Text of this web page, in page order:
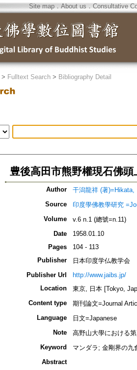
Site map．About us ． Consultative
> Fulltext Search > Bibliography Detail
豊後高田市熊野權現石佛
Author
干潟龍祥 (著)=Hikata,
Source
印度學佛教學研究
Volume
v.6 n.1 (總號=n.11)
Date
1958.01.10
Pages
104 - 113
Publisher
日本印度学仏教学会
Publisher Url
http://www.jaibs.jp/
Location
東京, 日本 [Tokyo,
Content type
期刊論文=Journal
Language
日文=Japanese
Note
高野山大學における
Keyword
マンダラ; 金剛界の
Abstract